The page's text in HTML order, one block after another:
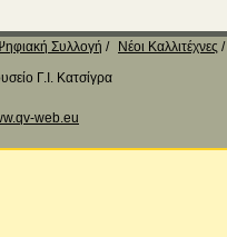
Συλλογή
Νέοι Καλλιτέχνες
Γ.Ι. Κατσίγρα
web.eu